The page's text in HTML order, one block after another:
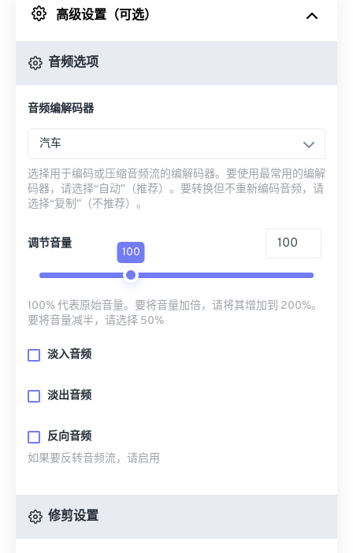
来自 Google Drive
高级设置（可选）
音频选项
音频编解码器
汽车
选择用于编码或压缩音频流的编解码器。要使用最常用的编解
码器，请选择“自动”（推荐）。要转换但不重新编码音频，请
选择“复制”（不推荐）。
调节音量
100
100% 代表原始音量。要将音量加倍，请将其增加到 200%。
要将音量减半，请选择 50%
淡入音频
淡出音频
反向音频
如果要反转音频流，请启用
修剪设置